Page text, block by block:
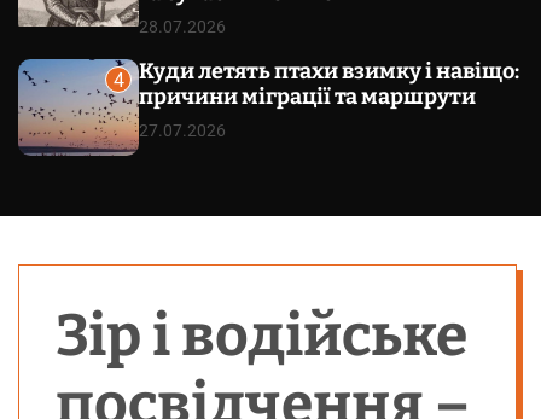
28.07.2026
4
Куди летять птахи взимку і навіщо:
причини міграції та маршрути
27.07.2026
Зір і водійське
посвідчення –